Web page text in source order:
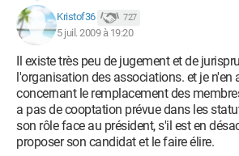
Kristof36 727
5 juil. 2009 à 19:20
Il existe très peu de jugement et de
l'organisation des associations. et je n'en
concernant le remplacement des
a pas de cooptation prévue dans les
son rôle face au président, s'il est en
proposer son candidat et le faire élire.